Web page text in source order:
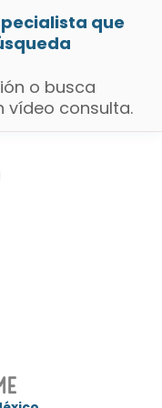
que
o busca
vídeo consulta.